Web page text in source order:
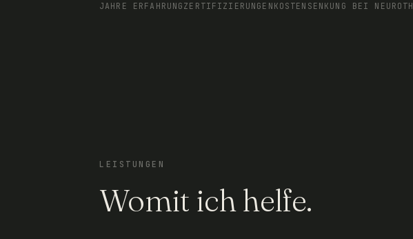
JAHRE ERFAHRUNG ZERTIFIZIERUNGEN KOSTENSENKUNG BEI NEUROTH
LEISTUNGEN
Womit ich helfe.